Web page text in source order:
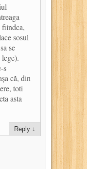
fiindca,
sosul
se
s
că, din
toti
asta
Reply ↓